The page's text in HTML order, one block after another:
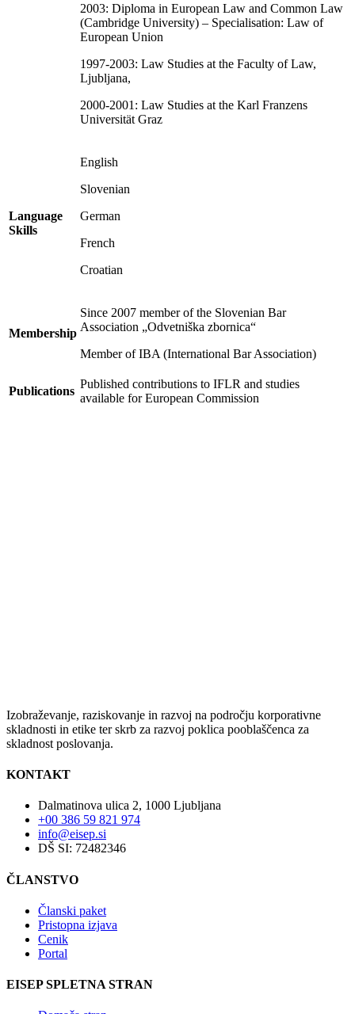
2003: Diploma in European Law and Common Law
(Cambridge University) – Specialisation: Law of
European Union
1997-2003: Law Studies at the Faculty of Law,
Ljubljana,
2000-2001: Law Studies at the Karl Franzens
Universität Graz
Language
Skills
English
Slovenian
German
French
Croatian
Membership
Since 2007 member of the Slovenian Bar
Association „Odvetniška zbornica“
Member of IBA (International Bar Association)
Publications
Published contributions to IFLR and studies
available for European Commission
Izobraževanje, raziskovanje in razvoj na področju korporativne
skladnosti in etike ter skrb za razvoj poklica pooblaščenca za
skladnost poslovanja.
KONTAKT
Dalmatinova ulica 2, 1000 Ljubljana
+00 386 59 821 974
info@eisep.si
DŠ SI: 72482346
ČLANSTVO
Članski paket
Pristopna izjava
Cenik
Portal
EISEP SPLETNA STRAN